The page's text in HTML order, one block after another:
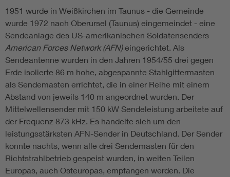
1951 wurde in Weißkirchen im Taunus - die Gemeinde
wurde 1972 nach Oberursel (Taunus) eingemeindet - eine
Sendeanlage des US-amerikanischen Soldatensenders
American Forces Network (AFN)eingerichtet. Als
Sendeantenne wurden in den Jahren 1954/55 drei gegen
Erde isolierte 86 m hohe, abgespannte Stahlgittermasten
als Sendemasten errichtet, die in einer Reihe mit einem
Abstand von jeweils 140 m angeordnet wurden. Der
Mittelwellensender mit 150 kW Sendeleistung arbeitete auf
der Frequenz 873 kHz. Es handelte sich um den
leistungsstärksten AFN-Sender in Deutschland. Der Sender
konnte nachts, wenn alle drei Sendemasten für den
Richtstrahlbetrieb gespeist wurden, in weiten Teilen
Europas, auch Osteuropas, empfangen werden. Die